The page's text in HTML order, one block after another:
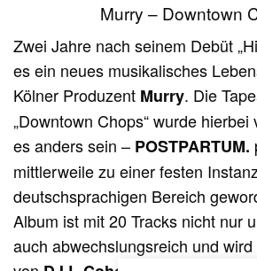
Murry – Downtown
Zwei Jahre nach seinem Debüt
es ein neues musikalisches
Kölner Produzent Murry. Die
„Downtown Chops“ wurde
es anders sein – POSTPARTUM.
mittlerweile zu einer festen
deutschsprachigen Bereich
Album ist mit 20 Tracks nicht nur
auch abwechslungsreich und